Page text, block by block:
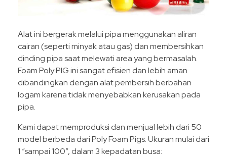
Alat ini bergerak melalui pipa menggunakan aliran
cairan (seperti minyak atau gas) dan membersihkan
dinding pipa saat melewati area yang bermasalah.
Foam Poly PIG ini sangat efisien dan lebih aman
dibandingkan dengan alat pembersih berbahan
logam karena tidak menyebabkan kerusakan pada
pipa.
Kami dapat memproduksi dan menjual lebih dari 50
model berbeda dari Poly Foam Pigs. Ukuran mulai dari
1 “sampai 100”, dalam 3 kepadatan busa: